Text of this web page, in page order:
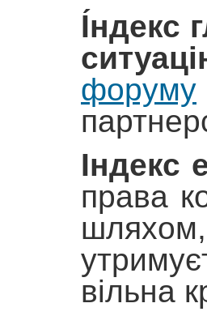
І́ндекс
форуму
Індекс
права
шляхом,
вільна